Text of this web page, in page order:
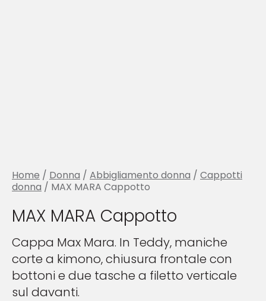
Home / Donna / Abbigliamento donna / Cappotti
donna / MAX MARA Cappotto
MAX MARA Cappotto
Cappa Max Mara. In Teddy, maniche
corte a kimono, chiusura frontale con
bottoni e due tasche a filetto verticale
sul davanti.